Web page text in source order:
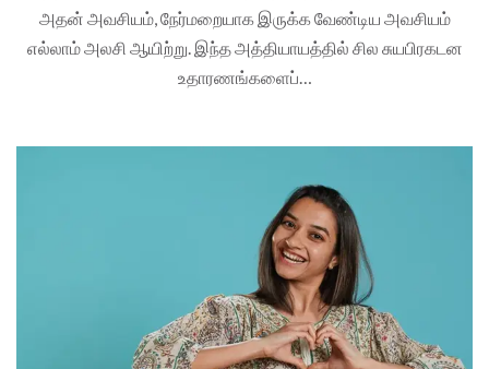
அதன் அவசியம், நேர்மறையாக இருக்க வேண்டிய அவசியம்
எல்லாம் அலசி ஆயிற்று. இந்த அத்தியாயத்தில் சில சுயபிரகடன
உதாரணங்களைப்…